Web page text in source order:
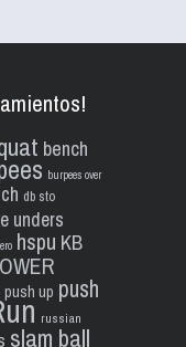
bench
burpees over
db sto
unders
hspu KB
push up push
russian
slam ball